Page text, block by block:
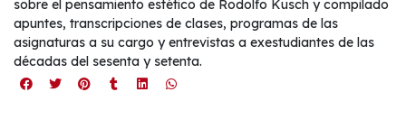
sobre el pensamiento estético de Rodolfo Kusch y compilado
apuntes, transcripciones de clases, programas de las
asignaturas a su cargo y entrevistas a exestudiantes de las
décadas del sesenta y setenta.